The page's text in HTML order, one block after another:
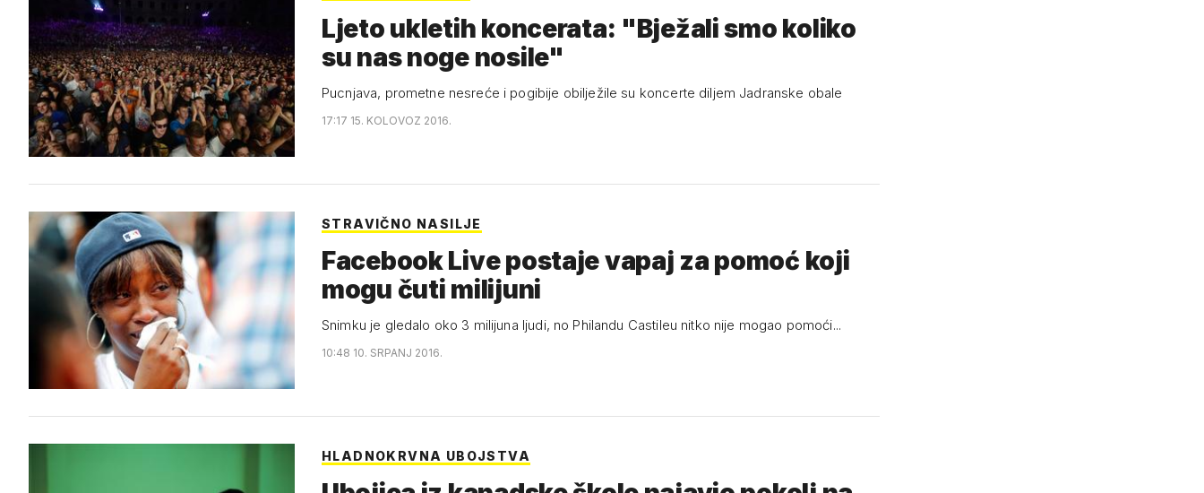
Ljeto ukletih koncerata: "Bježali smo koliko
su nas noge nosile"
Pucnjava, prometne nesreće i pogibije obilježile su koncerte diljem Jadranske obale
17:17 15. KOLOVOZ 2016.
STRAVIČNO NASILJE
Facebook Live postaje vapaj za pomoć koji
mogu čuti milijuni
Snimku je gledalo oko 3 milijuna ljudi, no Philandu Castileu nitko nije mogao pomoći...
10:48 10. SRPANJ 2016.
HLADNOKRVNA UBOJSTVA